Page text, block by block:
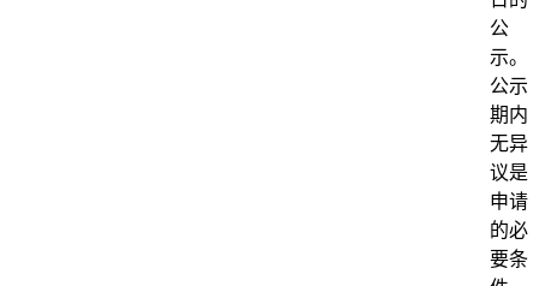
公
示。
公示
期内
无异
议是
申请
的必
要条